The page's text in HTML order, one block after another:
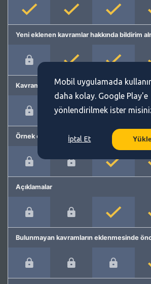
Yeni eklenen kavramlar hakkında bildirim
Kavram önerme
Örnek cümleler
Açıklamalar
Bulunmayan kavramların eklenmesinde
Mobil uygulamada
daha kolay. Google Play'e
yönlendirilmek ister
İptal Et